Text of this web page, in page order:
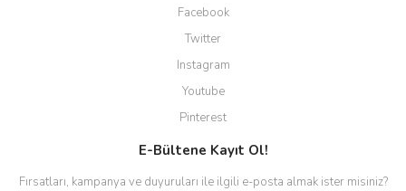
Facebook
Twitter
Instagram
Youtube
Pinterest
E-Bültene Kayıt Ol!
Fırsatları, kampanya ve duyuruları ile ilgili e-posta almak ister misiniz?